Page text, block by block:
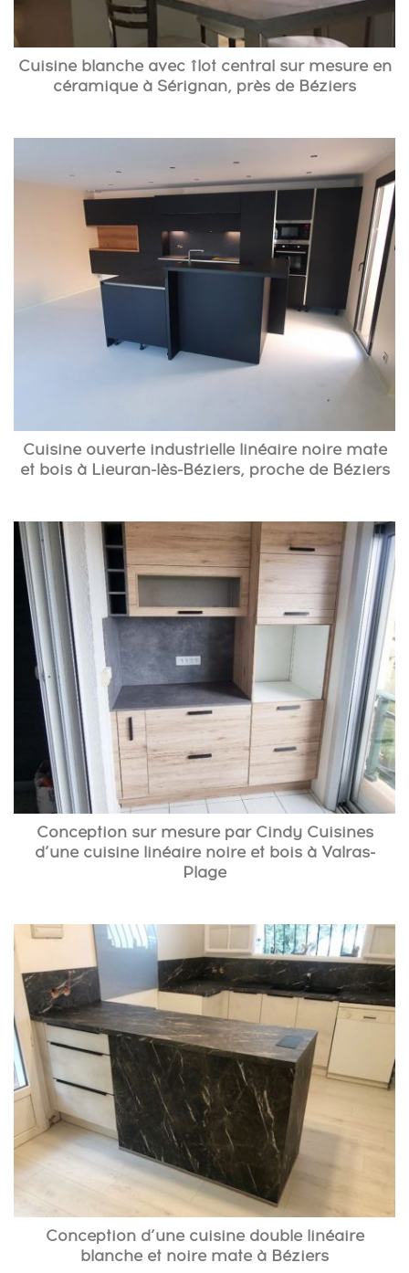
Cuisine blanche avec îlot central sur mesure en
céramique à Sérignan, près de Béziers
Cuisine ouverte industrielle linéaire noire mate
et bois à Lieuran-lès-Béziers, proche de Béziers
Conception sur mesure par Cindy Cuisines
d’une cuisine linéaire noire et bois à Valras-
Plage
Conception d’une cuisine double linéaire
blanche et noire mate à Béziers